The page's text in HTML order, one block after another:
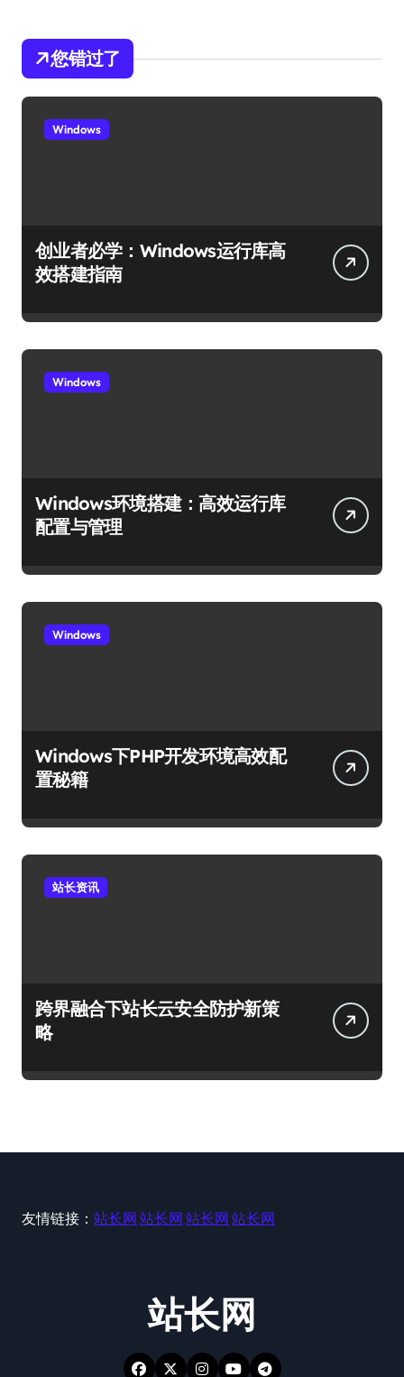
您错过了
Windows
创业者必学：Windows运行库高
效搭建指南
Windows
Windows环境搭建：高效运行库
配置与管理
Windows
Windows下PHP开发环境高效配
置秘籍
站长资讯
跨界融合下站长云安全防护新策
略
友情链接： 站长网 站长网 站长网 站长网
站长网